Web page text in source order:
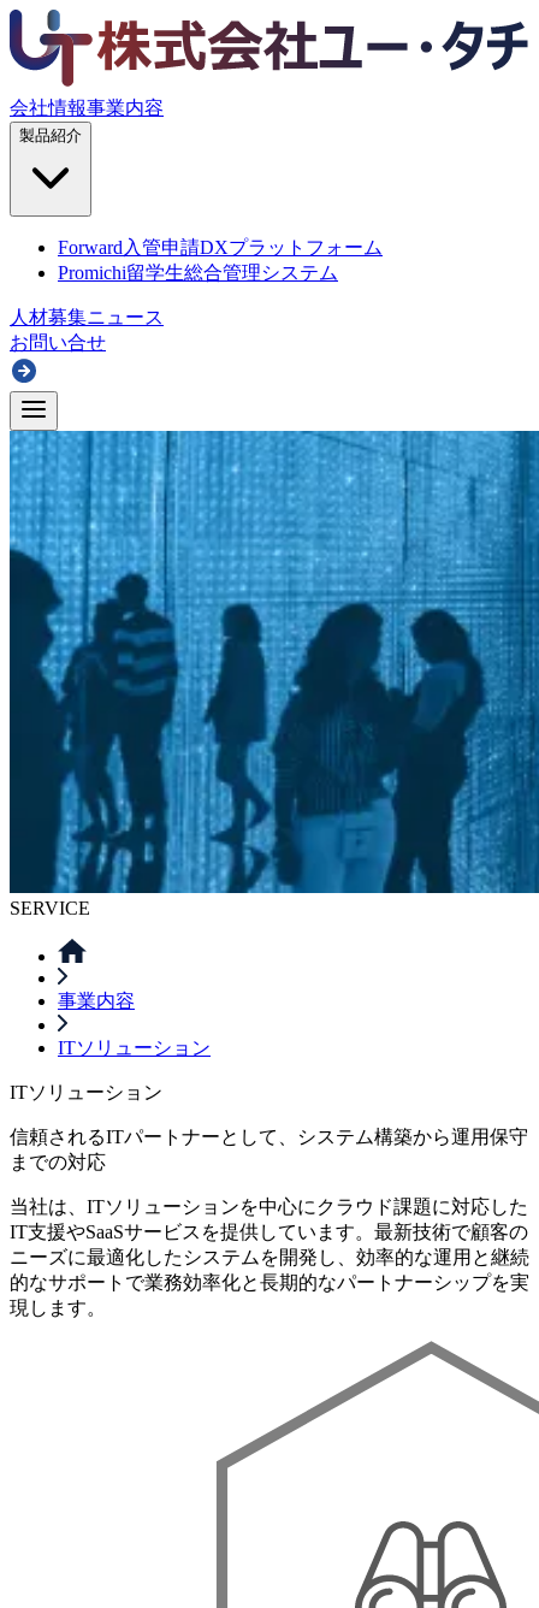
会社情報事業内容
製品紹介
Forward 入管申請DXプラットフォーム
Promichi留学生総合管理システム
人材募集ニュース
お問い合せ
SERVICE
事業内容
ITソリューション
ITソリューション
信頼されるITパートナーとして、システム構築から運用保守
までの対応
当社は、ITソリューションを中心にクラウド課題に対応した
IT支援やSaaSサービスを提供しています。最新技術で顧客の
ニーズに最適化したシステムを開発し、効率的な運用と継続
的なサポートで業務効率化と長期的なパートナーシップを実
現します。